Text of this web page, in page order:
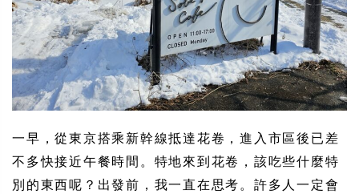
一早，從東京搭乘新幹線抵達花卷，進入市區後已差
不多快接近午餐時間。特地來到花卷，該吃些什麼特
別的東西呢？出發前，我一直在思考。許多人一定會